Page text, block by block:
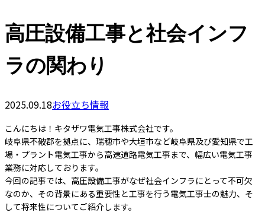
高圧設備工事と社会インフ
ラの関わり
2025.09.18お役立ち情報
こんにちは！キタザワ電気工事株式会社です。
岐阜県不破郡を拠点に、瑞穂市や大垣市など岐阜県及び愛知県で工
場・プラント電気工事から高速道路電気工事まで、幅広い電気工事
業務に対応しております。
今回の記事では、高圧設備工事がなぜ社会インフラにとって不可欠
なのか、その背景にある重要性と工事を行う電気工事士の魅力、そ
して将来性についてご紹介します。